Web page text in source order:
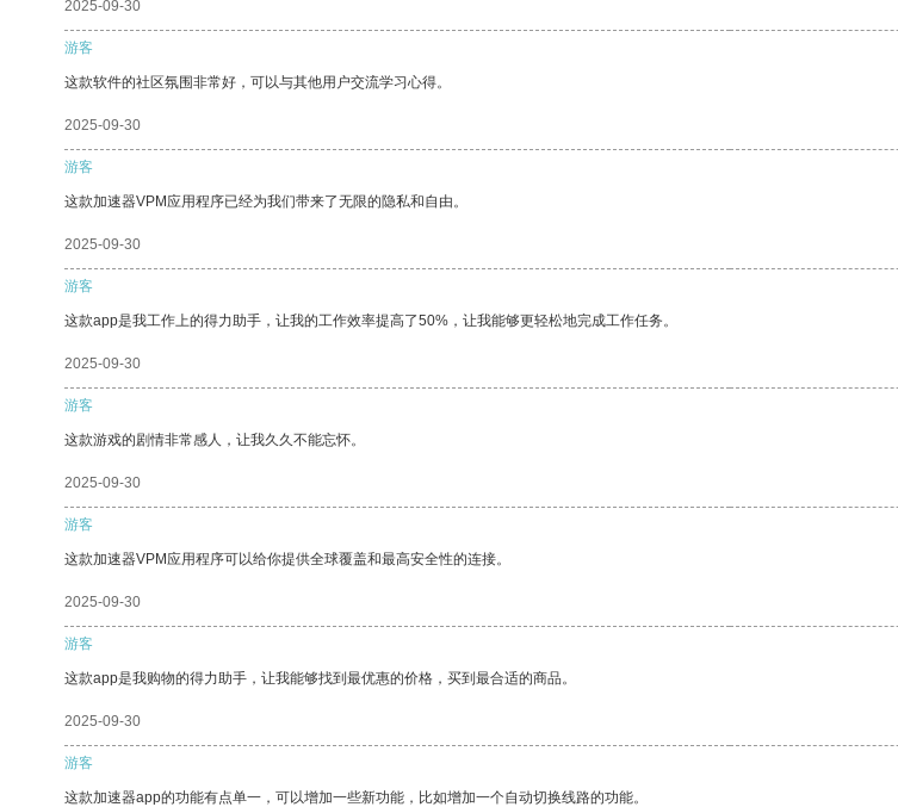
2025-09-30
游客
这款软件的社区氛围非常好，可以与其他用户交流学习心得。
2025-09-30
游客
这款加速器VPM应用程序已经为我们带来了无限的隐私和自由。
2025-09-30
游客
这款app是我工作上的得力助手，让我的工作效率提高了50%，让我能够更轻松地完成工作任务。
2025-09-30
游客
这款游戏的剧情非常感人，让我久久不能忘怀。
2025-09-30
游客
这款加速器VPM应用程序可以给你提供全球覆盖和最高安全性的连接。
2025-09-30
游客
这款app是我购物的得力助手，让我能够找到最优惠的价格，买到最合适的商品。
2025-09-30
游客
这款加速器app的功能有点单一，可以增加一些新功能，比如增加一个自动切换线路的功能。